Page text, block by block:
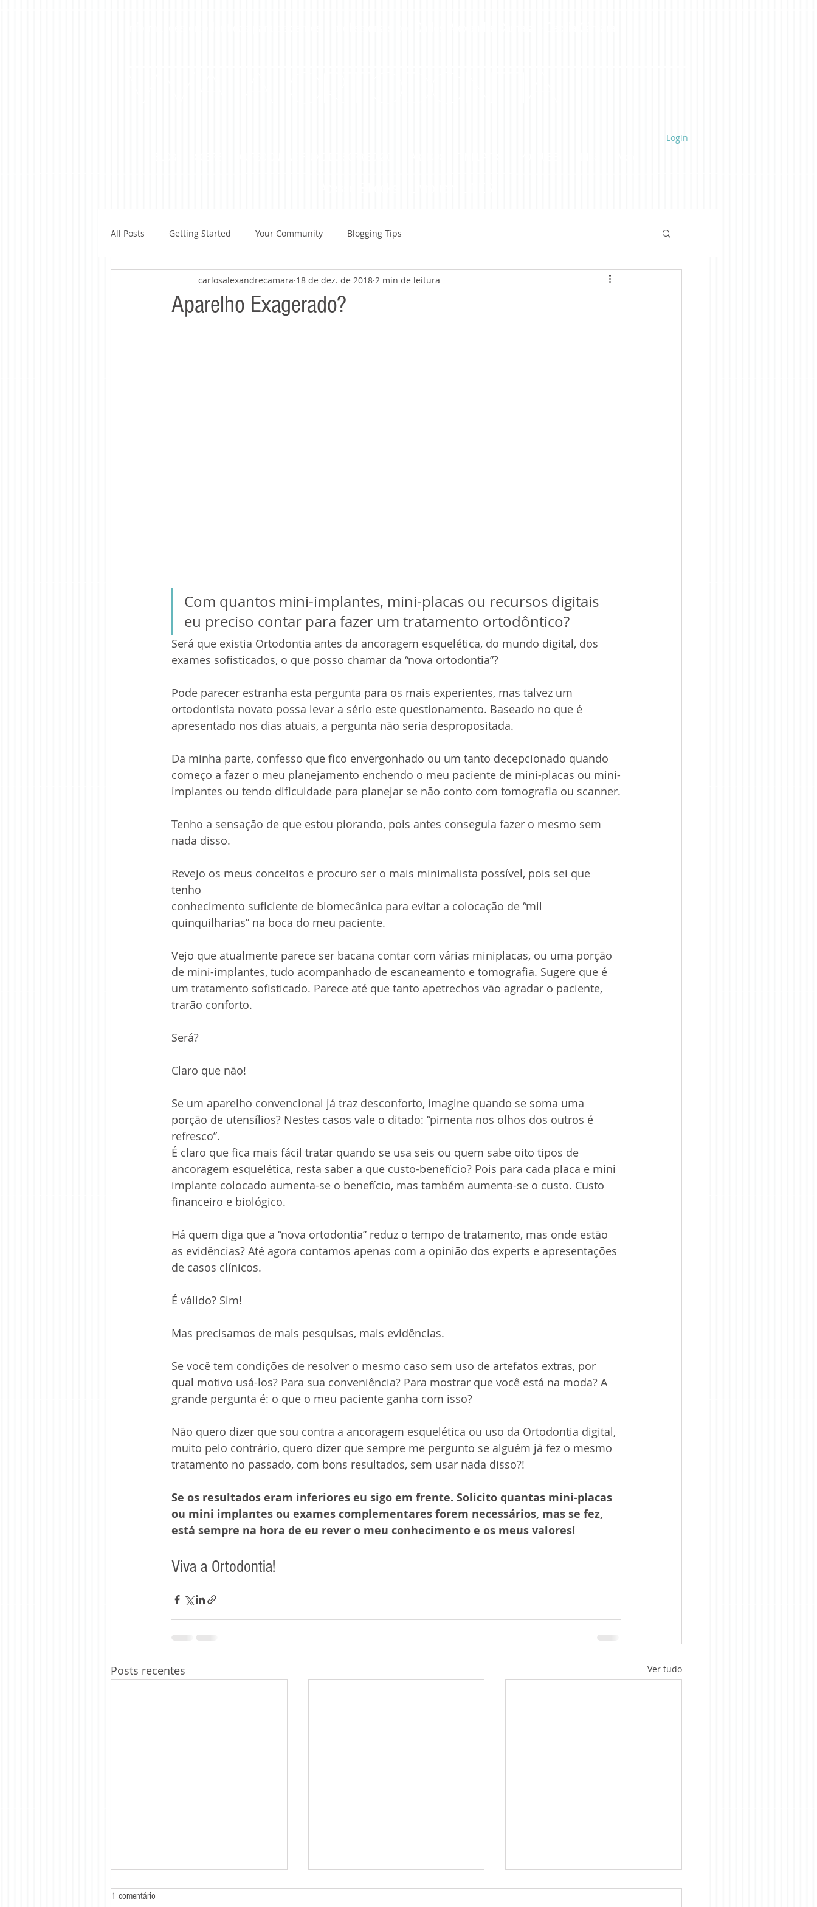
Login
All Posts Getting Started Your Community Blogging Tips
Aparelho Exagerado?
carlosalexandrecamara 18 de dez. de 2018 2 min de leitura
Com quantos mini-implantes, mini-placas ou recursos digitais
eu preciso contar para fazer um tratamento ortodôntico?
Será que existia Ortodontia antes da ancoragem esquelética, do mundo digital, dos
exames sofisticados, o que posso chamar da “nova ortodontia”?
Pode parecer estranha esta pergunta para os mais experientes, mas talvez um
ortodontista novato possa levar a sério este questionamento. Baseado no que é
apresentado nos dias atuais, a pergunta não seria despropositada.
Da minha parte, confesso que fico envergonhado ou um tanto decepcionado quando
começo a fazer o meu planejamento enchendo o meu paciente de mini-placas ou mini-
implantes ou tendo dificuldade para planejar se não conto com tomografia ou scanner.
Tenho a sensação de que estou piorando, pois antes conseguia fazer o mesmo sem
nada disso.
Revejo os meus conceitos e procuro ser o mais minimalista possível, pois sei que
tenho
conhecimento suficiente de biomecânica para evitar a colocação de “mil
quinquilharias” na boca do meu paciente.
Vejo que atualmente parece ser bacana contar com várias miniplacas, ou uma porção
de mini-implantes, tudo acompanhado de escaneamento e tomografia. Sugere que é
um tratamento sofisticado. Parece até que tanto apetrechos vão agradar o paciente,
trarão conforto.
Será?
Claro que não!
Se um aparelho convencional já traz desconforto, imagine quando se soma uma
porção de utensílios? Nestes casos vale o ditado: “pimenta nos olhos dos outros é
refresco”.
É claro que fica mais fácil tratar quando se usa seis ou quem sabe oito tipos de
ancoragem esquelética, resta saber a que custo-benefício? Pois para cada placa e mini
implante colocado aumenta-se o benefício, mas também aumenta-se o custo. Custo
financeiro e biológico.
Há quem diga que a “nova ortodontia” reduz o tempo de tratamento, mas onde estão
as evidências? Até agora contamos apenas com a opinião dos experts e apresentações
de casos clínicos.
É válido? Sim!
Mas precisamos de mais pesquisas, mais evidências.
Se você tem condições de resolver o mesmo caso sem uso de artefatos extras, por
qual motivo usá-los? Para sua conveniência? Para mostrar que você está na moda? A
grande pergunta é: o que o meu paciente ganha com isso?
Não quero dizer que sou contra a ancoragem esquelética ou uso da Ortodontia digital,
muito pelo contrário, quero dizer que sempre me pergunto se alguém já fez o mesmo
tratamento no passado, com bons resultados, sem usar nada disso?!
Se os resultados eram inferiores eu sigo em frente. Solicito quantas mini-placas
ou mini implantes ou exames complementares forem necessários, mas se fez,
está sempre na hora de eu rever o meu conhecimento e os meus valores!
Viva a Ortodontia!
Posts recentes Ver tudo
1 comentário